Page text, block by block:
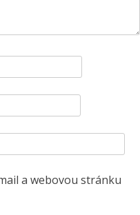
a webovou stránku